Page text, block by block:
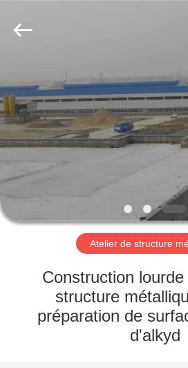
PRODUITS
VIDÉOS
SPECTACLE
DE
RÉALITÉ
VIRTUELLE
Fabrication
Atelier de structure
Construction
structure
préparation de
d'alkyd